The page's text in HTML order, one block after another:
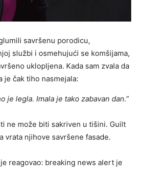
savršenu porodicu,
službi i osmehujući se komšijama,
uklopljena. Kada sam zvala da
je čak tiho nasmejala:
je legla. Imala je tako zabavan dan.”
ne može biti sakriven u tišini. Guilt
vrata njihove savršene fasade.
reagovao: breaking news alert je